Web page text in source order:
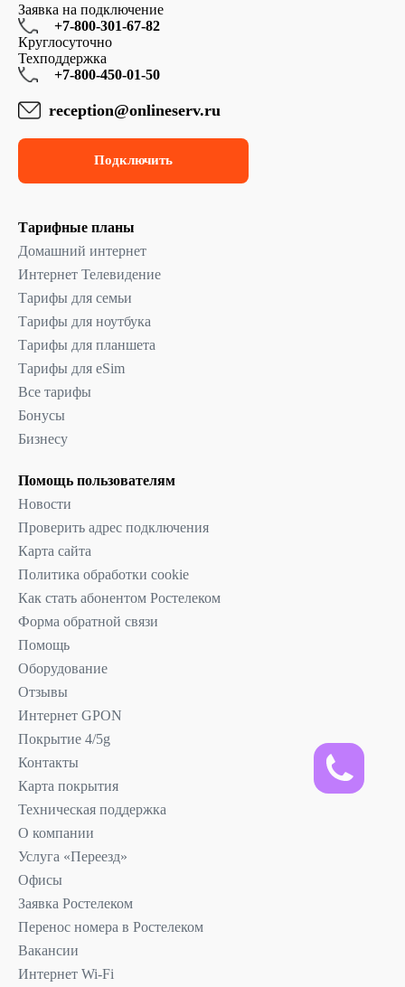
Заявка на подключение
+7-800-301-67-82
Круглосуточно
Техподдержка
+7-800-450-01-50
reception@onlineserv.ru
Подключить
Тарифные планы
Домашний интернет
Интернет Телевидение
Тарифы для семьи
Тарифы для ноутбука
Тарифы для планшета
Тарифы для eSim
Все тарифы
Бонусы
Бизнесу
Помощь пользователям
Новости
Проверить адрес подключения
Карта сайта
Политика обработки cookie
Как стать абонентом Ростелеком
Форма обратной связи
Помощь
Оборудование
Отзывы
Интернет GPON
Покрытие 4/5g
Контакты
Карта покрытия
Техническая поддержка
О компании
Услуга «Переезд»
Офисы
Заявка Ростелеком
Перенос номера в Ростелеком
Вакансии
Интернет Wi-Fi